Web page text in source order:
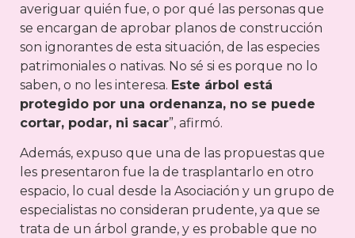
averiguar quién fue, o por qué las personas que
se encargan de aprobar planos de construcción
son ignorantes de esta situación, de las especies
patrimoniales o nativas. No sé si es porque no lo
saben, o no les interesa. Este árbol está
protegido por una ordenanza, no se puede
cortar, podar, ni sacar”, afirmó.
Además, expuso que una de las propuestas que
les presentaron fue la de trasplantarlo en otro
espacio, lo cual desde la Asociación y un grupo de
especialistas no consideran prudente, ya que se
trata de un árbol grande, y es probable que no